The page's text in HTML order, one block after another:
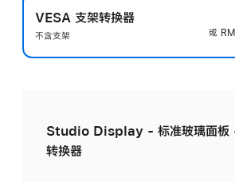
VESA 支架转换器
不含支架
或
Studio Display - 标准玻璃面板
转换器